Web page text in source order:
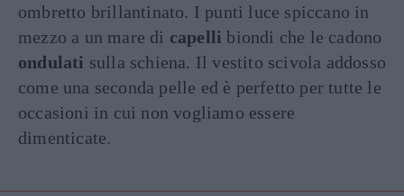
ombretto brillantinato. I punti luce spiccano in
mezzo a un mare di capelli biondi che le cadono
ondulati sulla schiena. Il vestito scivola addosso
come una seconda pelle ed è perfetto per tutte le
occasioni in cui non vogliamo essere
dimenticate.